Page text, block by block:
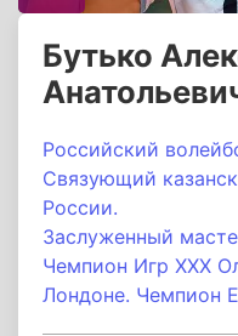
Бутько
Российский
Связующий
России.
Заслуженный
Чемпион Игр XXX
Лондоне. Чемпион